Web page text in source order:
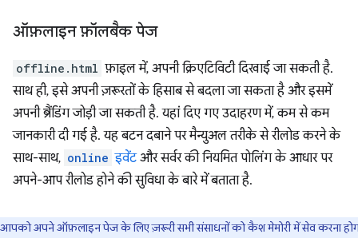
ऑफ़लाइन फ़ॉलबैक पेज
offline.html फ़ाइल में, अपनी क्रिएटिविटी दिखाई जा सकती है.
साथ ही, इसे अपनी ज़रूरतों के हिसाब से बदला जा सकता है और इसमें
अपनी ब्रैंडिंग जोड़ी जा सकती है. यहां दिए गए उदाहरण में, कम से कम
जानकारी दी गई है. यह बटन दबाने पर मैन्युअल तरीके से रीलोड करने के
साथ-साथ, online इवेंटऔर सर्वर की नियमित पोलिंग के आधार पर
अपने-आप रीलोड होने की सुविधा के बारे में बताता है.
आपको अपने ऑफ़लाइन पेज के लिए ज़रूरी सभी संसाधनों को कैश मेमोरी में सेव करना